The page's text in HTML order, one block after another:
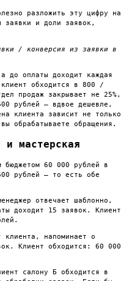
разложить эту цифру на
заявки и доли заявок,
/ конверсия из заявки в
до оплаты доходит каждая
обходится в 800 /
продаж закрывает не 25%,
рублей — вдвое дешевле,
клиента зависит не только
обрабатываете обращения.
мастерская
бюджетом 60 000 рублей в
рублей — то есть обе
отвечает шаблонно,
доходит 15 заявок. Клиент
клиента, напоминает о
Клиент обходится: 60 000
салону Б обходится в